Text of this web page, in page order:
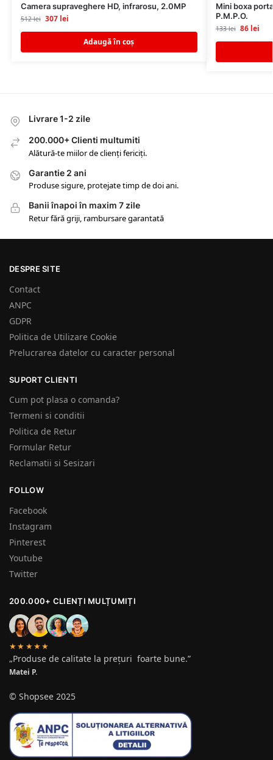
Camera supraveghere HD, infrarosu, 2.0MP
512lei 307 lei
Adaugă în coș
Mini boxa
P.M.P.O.
133lei 86 lei
Livrare 1-2 zile
200.000+ Clienti multumiti
Alătură-te miilor de clienți fericiți.
Garantie 2 ani
Produse sigure, protejate timp de doi ani.
Banii înapoi în maxim 7 zile
Retur fără griji, rambursare garantată
DESPRE SITE
Contact
ANPC
GDPR
Politica de Utilizare Cookie
Prelucrarea datelor cu caracter personal
SUPORT CLIENTI
Cum pot plasa o comanda?
Termeni si conditii
Politica de Retur
Formular Retur
Reclamatii si Sesizari
FOLLOW
Facebook
Instagram
Pinterest
Youtube
Twitter
200.000+ CLIENȚI MULȚUMIȚI
★★★★★
„Produse de calitate la prețuri foarte bune.”
Matei P.
© Shopsee 2025